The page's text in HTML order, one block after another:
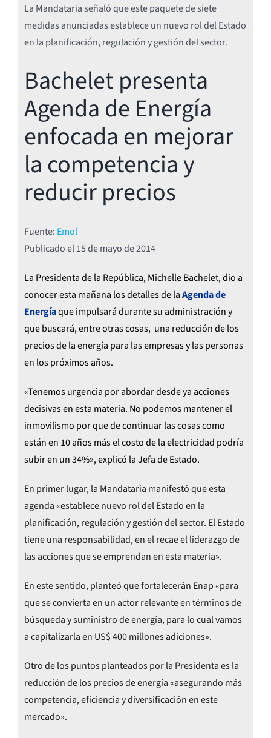
La Mandataria señaló que este paquete de siete
medidas anunciadas establece un nuevo rol del Estado
en la planificación, regulación y gestión del sector.
Bachelet presenta
Agenda de Energía
enfocada en mejorar
la competencia y
reducir precios
Fuente: Emol
Publicado el 15de mayo de 2014
La Presidenta de la República, Michelle Bachelet, dio a
conocer esta mañana los detalles de laAgenda de
Energíaque impulsará durante su administración y
que buscará, entre otras cosas, una reducción de los
precios de la energía para las empresas y las personas
en los próximos años.
«Tenemos urgencia por abordar desde ya acciones
decisivas en esta materia. No podemos mantener el
inmovilismo por que de continuar las cosas como
están en 10 años más el costo de la electricidad podría
subir en un 34%», explicó la Jefa de Estado.
En primer lugar, la Mandataria manifestó que esta
agenda «establece nuevo rol del Estado en la
planificación, regulación y gestión del sector. El Estado
tiene una responsabilidad, en el recae el liderazgo de
las acciones que se emprendan en esta materia».
En este sentido, planteó que fortalecerán Enap «para
que se convierta en un actor relevante en términos de
búsqueda y suministro de energía, para lo cual vamos
a capitalizarla en US$ 400 millones adiciones».
Otro de los puntos planteados por la Presidenta es la
reducción de los precios de energía «asegurando más
competencia, eficiencia y diversificación en este
mercado».